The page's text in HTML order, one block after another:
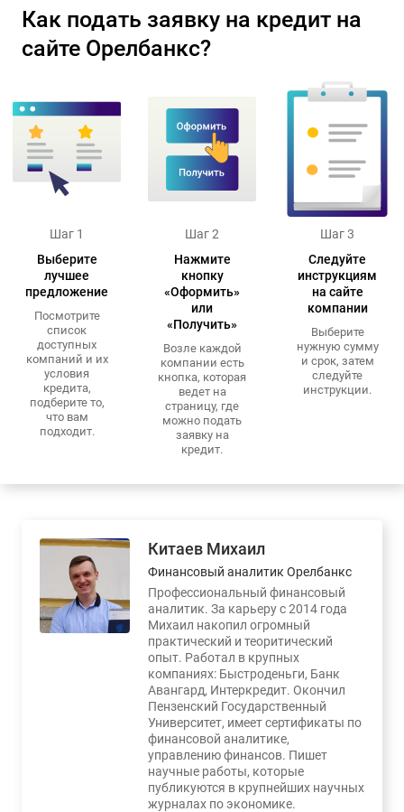
Как подать заявку на кредит на
сайте Орелбанкс?
Шаг 1
Выберите
лучшее
предложение
Посмотрите
список
доступных
компаний и их
условия
кредита,
подберите то,
что вам
подходит.
Шаг 2
Нажмите
кнопку
«Оформить»
или
«Получить»
Возле каждой
компании есть
кнопка, которая
ведет на
страницу, где
можно подать
заявку на
кредит.
Шаг 3
Следуйте
инструкциям
на сайте
компании
Выберите
нужную сумму
и срок, затем
следуйте
инструкции.
Китаев Михаил
Финансовый аналитик Орелбанкс
Профессиональный финансовый
аналитик. За карьеру с 2014 года
Михаил накопил огромный
практический и теоритический
опыт. Работал в крупных
компаниях: Быстроденьги, Банк
Авангард, Интеркредит. Окончил
Пензенский Государственный
Университет, имеет сертификаты по
финансовой аналитике,
управлению финансов. Пишет
научные работы, которые
публикуются в крупнейших научных
журналах по экономике.